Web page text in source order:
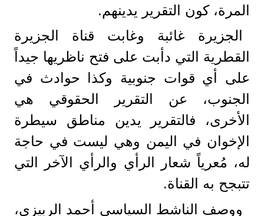
المرة، كون التقرير يدينهم.
الجزيرة غائبة وغابت قناة الجزيرة
القطرية التي دأبت على فتح ناظريها جيداً
على أي قوات جنوبية وكذا حوادث في
الجنوب، عن التقرير الحقوقي هي
الأخرى، فالتقرير يدين مناطق سيطرة
الإخوان في اليمن وهي ليست في حاجة
له، مُعرياً شعار الرأي والرأي الآخر التي
تتبجح به القناة.
ووصف الناشط السياسي أحمد الربيزي،